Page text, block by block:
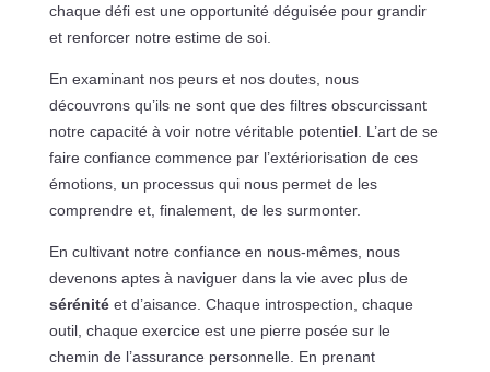
chaque défi est une opportunité déguisée pour grandir
et renforcer notre estime de soi.
En examinant nos peurs et nos doutes, nous
découvrons qu’ils ne sont que des filtres obscurcissant
notre capacité à voir notre véritable potentiel. L’art de se
faire confiance commence par l’extériorisation de ces
émotions, un processus qui nous permet de les
comprendre et, finalement, de les surmonter.
En cultivant notre confiance en nous-mêmes, nous
devenons aptes à naviguer dans la vie avec plus de
sérénitéet d’aisance. Chaque introspection, chaque
outil, chaque exercice est une pierre posée sur le
chemin de l’assurance personnelle. En prenant